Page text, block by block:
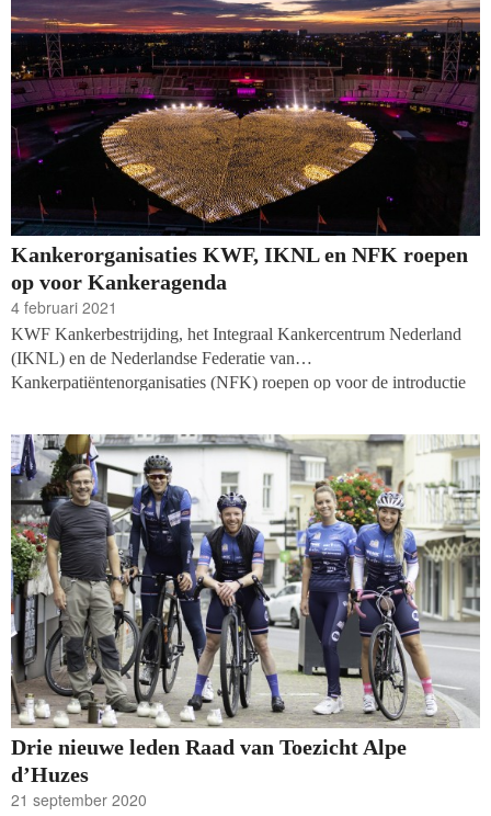
Kankerorganisaties KWF, IKNL en NFK roepen
op voor Kankeragenda
4 februari 2021
KWF Kankerbestrijding, het Integraal Kankercentrum Nederland
(IKNL) en de Nederlandse Federatie van
Kankerpatiëntenorganisaties (NFK) roepen op voor de introductie
aan de bestrijding van de impact van kanker en de stijging van het
5-jaarsoverlevingspercentage van 65 naar 75 procent. Met de
agenda sluit Nederland zich aan bij het Europees kankerbeleid dat
op 3 februari werd gepresenteerd.
Drie nieuwe leden Raad van Toezicht Alpe
d’Huzes
21 september 2020